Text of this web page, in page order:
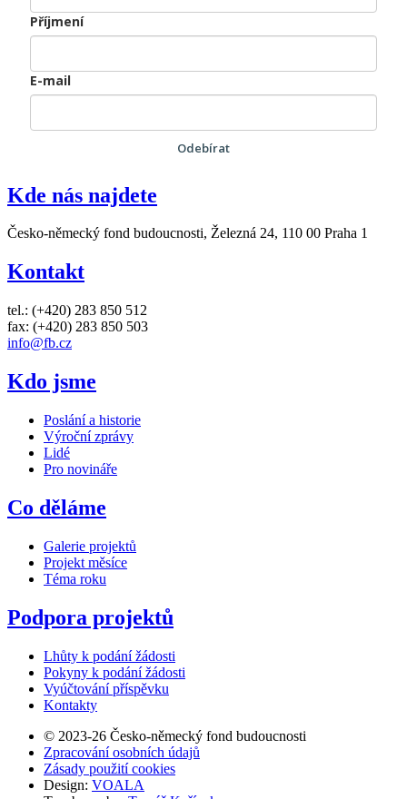
Příjmení
E-mail
Odebírat
Kde nás najdete
Česko-německý fond budoucnosti, Železná 24, 110 00 Praha 1
Kontakt
tel.: (+420) 283 850 512
fax: (+420) 283 850 503
info@fb.cz
Kdo jsme
Poslání a historie
Výroční zprávy
Lidé
Pro novináře
Co děláme
Galerie projektů
Projekt měsíce
Téma roku
Podpora projektů
Lhůty k podání žádosti
Pokyny k podání žádosti
Vyúčtování příspěvku
Kontakty
© 2023-26 Česko-německý fond budoucnosti
Zpracování osobních údajů
Zásady použití cookies
Design: VOALA